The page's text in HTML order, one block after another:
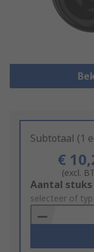
Subtotaal (1
€
(excl.
Add
to
Basket
Aantal stuks
selecteer of